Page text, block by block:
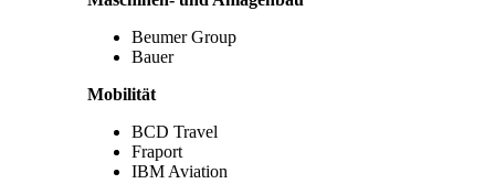
Beumer Group
Bauer
Mobilität
BCD Travel
Fraport
IBM Aviation